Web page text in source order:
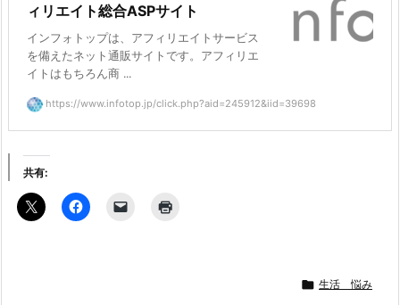
ィリエイト総合ASPサイト
インフォトップは、アフィリエイトサービス
を備えたネット通販サイトです。アフィリエ
イトはもちろん商 ...
https://www.infotop.jp/click.php?aid=245912&iid=39698
共有:
 生活 悩み